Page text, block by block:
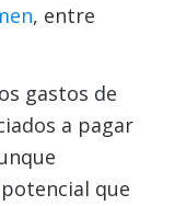
, entre
gastos de
a pagar
que